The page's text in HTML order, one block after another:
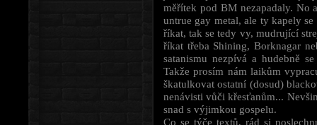
měřítek pod BM nezapadaly.
untrue gay metal, ale ty kapely
říkat, tak se tedy vy, mudrující
říkat třeba Shining, Borknagar
satanismu nezpívá a hudebně
Takže prosím nám laikům
škatulkovat ostatní (dosud)
nenávisti vůči křesťanům...
snad s výjimkou gospelu.
Co se týče textů, rád si